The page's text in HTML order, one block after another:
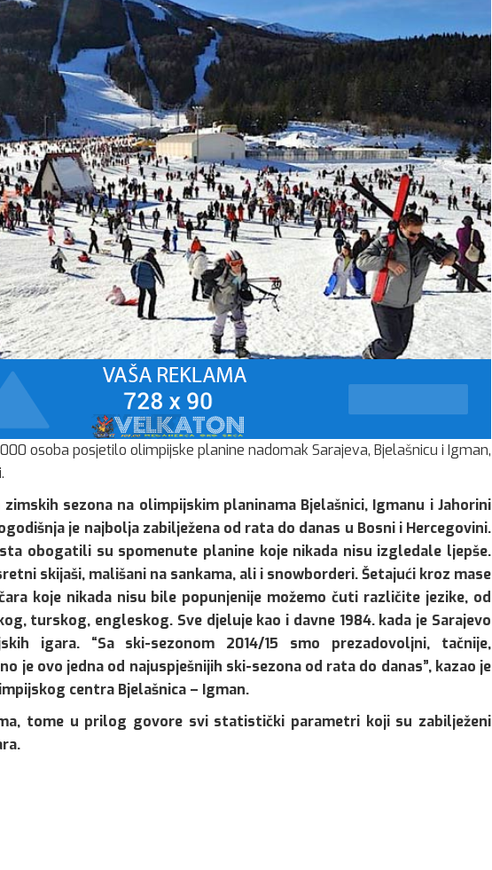
osoba posjetilo olimpijske planine nadomak Sarajeva, Bjelašnicu i Igman,
sezona na olimpijskim planinama Bjelašnici, Igmanu i Jahorini
je najbolja zabilježena od rata do danas u Bosni i Hercegovini.
obogatili su spomenute planine koje nikada nisu izgledale ljepše.
skijaši, mališani na sankama, ali i snowborderi. Šetajući kroz mase
koje nikada nisu bile popunjenije možemo čuti različite jezike, od
turskog, engleskog. Sve djeluje kao i davne 1984. kada je Sarajevo
igara. “Sa ski-sezonom 2014/15 smo prezadovoljni, tačnije,
je ovo jedna od najuspješnijih ski-sezona od rata do danas”, kazao je
centra Bjelašnica – Igman.
tome u prilog govore svi statistički parametri koji su zabilježeni